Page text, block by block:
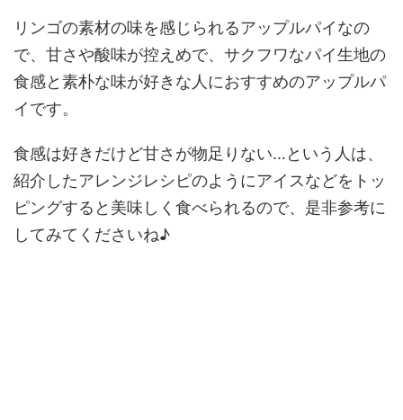
リンゴの素材の味を感じられるアップルパイなの
で、甘さや酸味が控えめで、サクフワなパイ生地の
食感と素朴な味が好きな人におすすめのアップルパ
イです。
食感は好きだけど甘さが物足りない…という人は、
紹介したアレンジレシピのようにアイスなどをトッ
ピングすると美味しく食べられるので、是非参考に
してみてくださいね♪